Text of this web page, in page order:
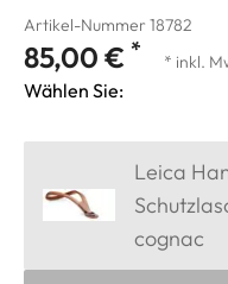
Artikel-Nummer 18782
85,00 € * * inkl.
Wählen Sie:
Leica
cognac